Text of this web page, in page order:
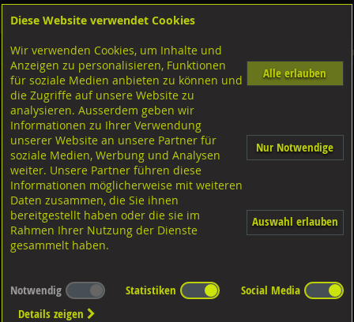
Shop Geländerzubehör Pfosten-Klemmhalter Diverse Ausführungen Pfosten-
für Ecke
Diverse Ausführungen für Ecke
Diese Website verwendet Cookies
Wir verwenden Cookies, um Inhalte und
Anzeigen zu personalisieren, Funktionen
für soziale Medien anbieten zu können und
die Zugriffe auf unsere Website zu
analysieren. Ausserdem geben wir
Informationen zu Ihrer Verwendung
unserer Website an unsere Partner für
soziale Medien, Werbung und Analysen
weiter. Unsere Partner führen diese
Informationen möglicherweise mit weiteren
Daten zusammen, die Sie ihnen
bereitgestellt haben oder die sie im
Rahmen Ihrer Nutzung der Dienste
gesammelt haben.
Alle erlauben
Nur Notwendige
Auswahl erlauben
Notwendig Statistiken
Social Media
Details zeigen